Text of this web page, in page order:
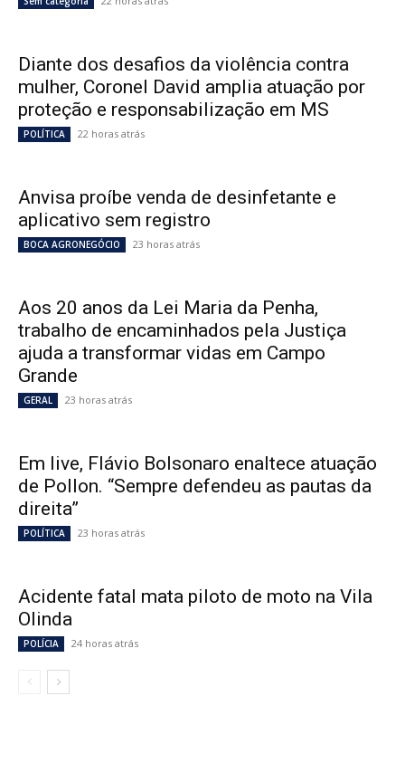
Diante dos desafios da violência contra
mulher, Coronel David amplia atuação por
proteção e responsabilização em MS
POLÍTICA 22 horas atrás
Anvisa proíbe venda de desinfetante e
aplicativo sem registro
BOCA AGRONEGÓCIO 23 horas atrás
Aos 20 anos da Lei Maria da Penha,
trabalho de encaminhados pela Justiça
ajuda a transformar vidas em Campo
Grande
GERAL 23 horas atrás
Em live, Flávio Bolsonaro enaltece atuação
de Pollon. “Sempre defendeu as pautas da
direita”
POLÍTICA 23 horas atrás
Acidente fatal mata piloto de moto na Vila
Olinda
POLÍCIA 24 horas atrás